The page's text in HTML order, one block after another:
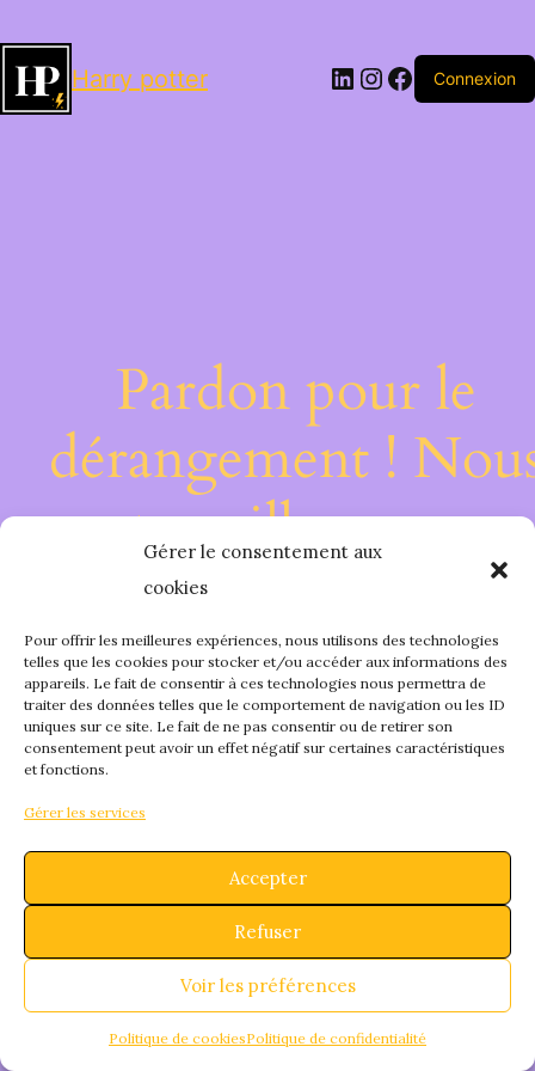
Gérer le consentement aux
cookies
Pour offrir les meilleures expériences, nous utilisons des technologies
telles que les cookies pour stocker et/ou accéder aux informations des
appareils. Le fait de consentir à ces technologies nous permettra de
traiter des données telles que le comportement de navigation ou les ID
uniques sur ce site. Le fait de ne pas consentir ou de retirer son
consentement peut avoir un effet négatif sur certaines caractéristiques
et fonctions.
Gérer les services
Accepter
Refuser
Voir les préférences
Politique de cookiesPolitique de confidentialité
Harry potter LinkedIn
Instagram
Facebook
Connexion
Pardon pour le
dérangement !
travaillons sur
quelque chose de
fantastique –
bientôt !